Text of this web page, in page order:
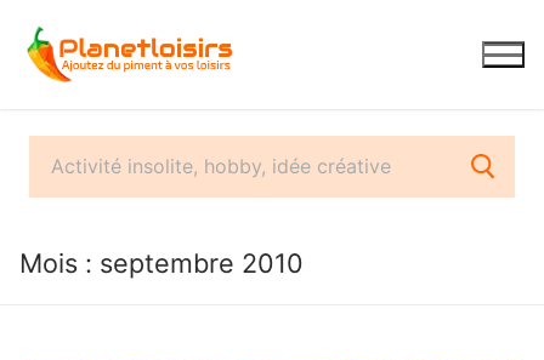
contenu
Mois : septembre 2010